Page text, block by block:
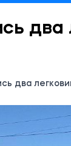
два
два